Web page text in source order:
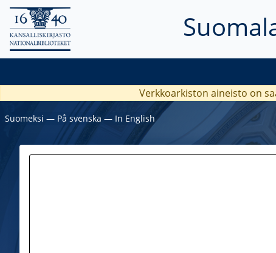
Verkkoarkiston aineisto on
Suomeksi ― På svenska ― In English